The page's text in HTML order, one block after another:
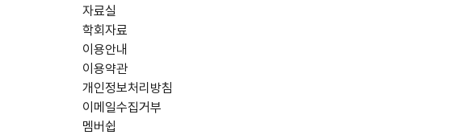
자료실
학회자료
이용안내
이용약관
개인정보처리방침
이메일수집거부
멤버쉽